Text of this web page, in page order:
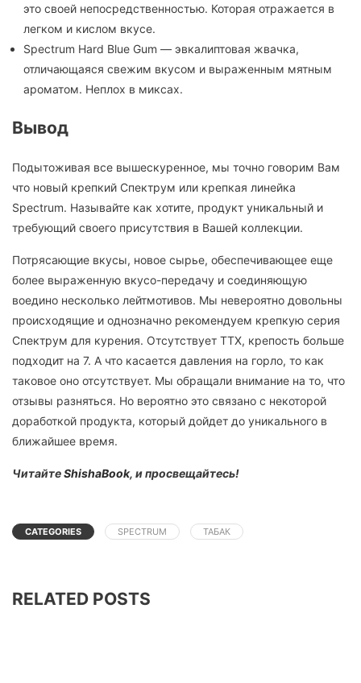
это своей непосредственностью. Которая отражается в
легком и кислом вкусе.
Spectrum Hard Blue Gum — эвкалиптовая жвачка,
отличающаяся свежим вкусом и выраженным мятным
ароматом. Неплох в миксах.
Вывод
Подытоживая все вышескуренное, мы точно говорим Вам
что новый крепкий Спектрум или крепкая линейка
Spectrum. Называйте как хотите, продукт уникальный и
требующий своего присутствия в Вашей коллекции.
Потрясающие вкусы, новое сырье, обеспечивающее еще
более выраженную вкусо-передачу и соединяющую
воедино несколько лейтмотивов. Мы невероятно довольны
происходящие и однозначно рекомендуем крепкую серия
Спектрум для курения. Отсутствует ТТХ, крепость больше
подходит на 7. А что касается давления на горло, то как
таковое оно отсутствует. Мы обращали внимание на то, что
отзывы разняться. Но вероятно это связано с некоторой
доработкой продукта, который дойдет до уникального в
ближайшее время.
ЧитайтеShishaBook, и просвещайтесь!
CATEGORIES SPECTRUM ТАБАК
RELATED POSTS